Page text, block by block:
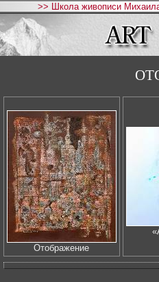
>> Школа живописи
Отображение